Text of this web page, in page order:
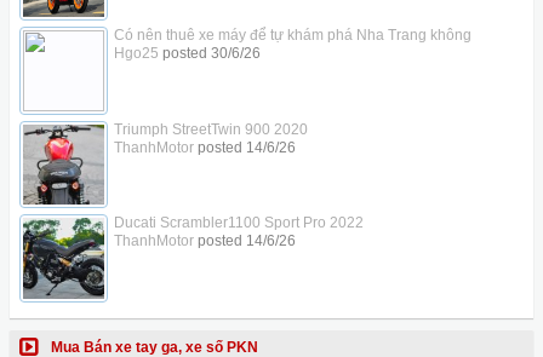
Có nên thuê xe máy để tự khám phá Nha Trang không
Hgo25 posted 30/6/26
Triumph StreetTwin 900 2020
ThanhMotorposted 14/6/26
Ducati Scrambler1100 Sport Pro 2022
ThanhMotorposted 14/6/26
Mua Bán xe tay ga, xe số PKN